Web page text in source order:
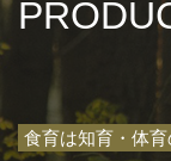
食育は知育・体